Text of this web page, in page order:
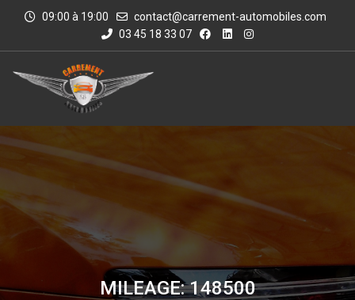
09:00 à 19:00
contact@carrement-automobiles.com
03 45 18 33 07
MILEAGE: 148500